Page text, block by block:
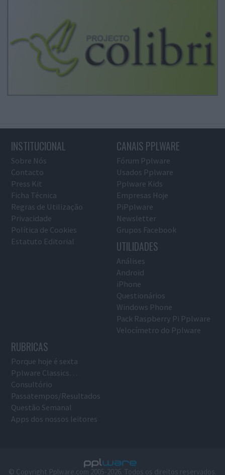
INSTITUCIONAL
Sobre Nós
Contacto
Press Kit
Ficha Técnica
Regras de Utilização
Privacidade
Política de Cookies
Estatuto Editorial
CANAIS PPLWARE
Fórum Pplware
Usados Pplware
Pplware Kids
Empresas Hoje
PiPplware
Newsletter
Grupos Facebook
UTILIDADES
Análises
Android
iPhone
Questionários
Windows Phone
Pack Raspberry Pi Pplware
Velocímetro do Pplware
RUBRICAS
Porque hoje é sexta
Pplware Classics…
Consultório
Passatempos/Resultados
Questão Semanal
Apps dos nossos leitores
© Copyright Pplware.com 2005-2026. Todos os direitos reservados.